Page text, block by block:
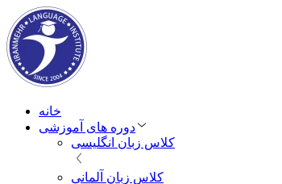
خانه
دوره های آموزشی
کلاس زبان انگلیسی
کلاس زبان آلمانی